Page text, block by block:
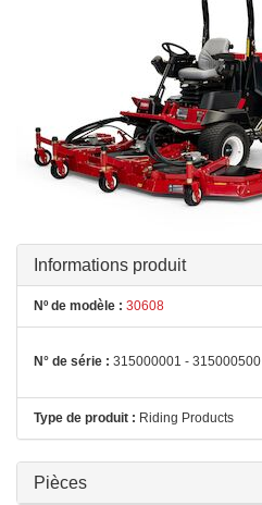
Informations produit
Nº de modèle : 30608
N° de série : 315000001 - 315000500
Type de produit : Riding Products
Pièces